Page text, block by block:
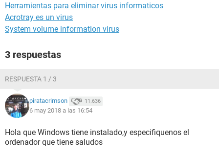
Herramientas para eliminar virus informaticos
Acrotray es un virus
System volume information virus
3 respuestas
RESPUESTA 1 / 3
piratacrimson 11.636
6 may 2018 a las 16:54
Hola que Windows tiene instalado,y especifiquenos el
ordenador que tiene saludos